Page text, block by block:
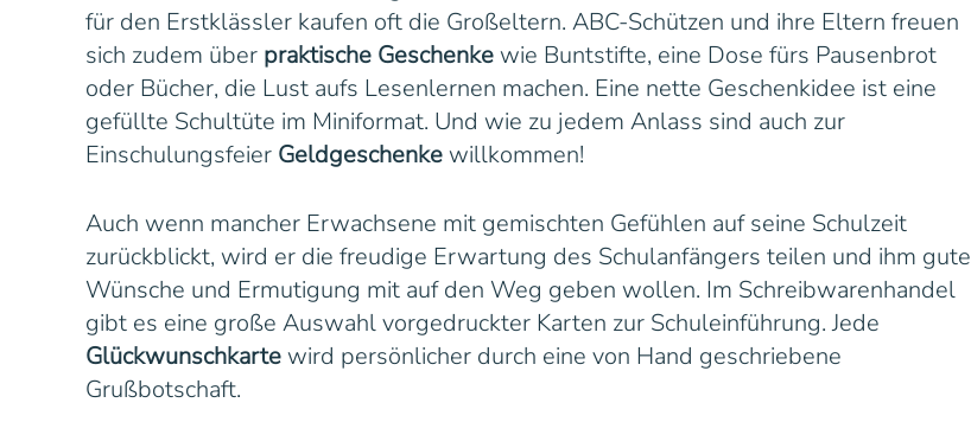
für den Erstklässler kaufen oft die Großeltern. ABC-Schützen und ihre Eltern freuen
sich zudem über praktische Geschenkewie Buntstifte, eine Dose fürs Pausenbrot
oder Bücher, die Lust aufs Lesenlernen machen. Eine nette Geschenkidee ist eine
gefüllte Schultüte im Miniformat. Und wie zu jedem Anlass sind auch zur
Einschulungsfeier Geldgeschenkewillkommen!
Auch wenn mancher Erwachsene mit gemischten Gefühlen auf seine Schulzeit
zurückblickt, wird er die freudige Erwartung des Schulanfängers teilen und ihm gute
Wünsche und Ermutigung mit auf den Weg geben wollen. Im Schreibwarenhandel
gibt es eine große Auswahl vorgedruckter Karten zur Schuleinführung. Jede
Glückwunschkartewird persönlicher durch eine von Hand geschriebene
Grußbotschaft.